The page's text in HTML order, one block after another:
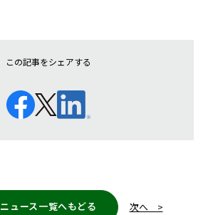
この記事をシェアする
ニュース一覧へもどる 次へ >